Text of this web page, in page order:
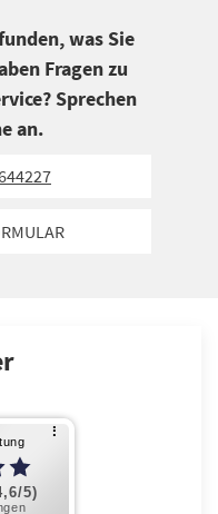
was Sie
Fragen zu
Sprechen
an.